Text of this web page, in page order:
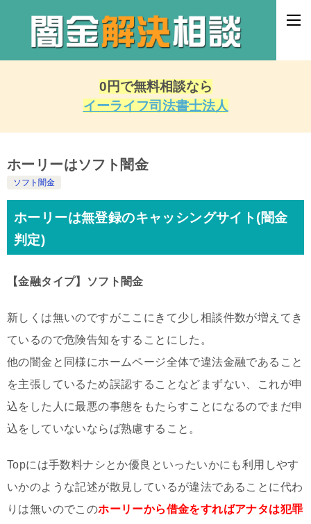
0円で無料相談なら
イーライフ司法書士法人
ホーリーはソフト闇金
ソフト闇金
ホーリーは無登録のキャッシングサイト(闇金
判定)
【金融タイプ】ソフト闇金
新しくは無いのですがここにきて少し相談件数が増えてき
ているので危険告知をすることにした。
他の闇金と同様にホームページ全体で違法金融であること
を主張しているため誤認することなどまずない、これが申
込をした人に最悪の事態をもたらすことになるのでまだ申
込をしていないならば熟慮すること。
Topには手数料ナシとか優良といったいかにも利用しやす
いかのような記述が散見しているが違法であることに代わ
りは無いのでこのホーリーから借金をすればアナタは犯罪